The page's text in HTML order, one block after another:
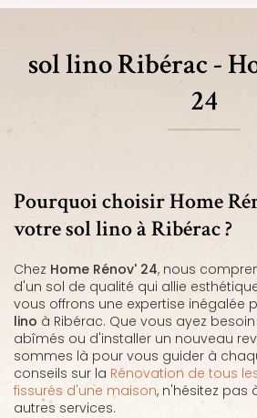
sol lino Ribérac -
24
Pourquoi choisir Home
votre sol lino à Ribérac ?
Chez Home Rénov' 24, nous
d'un sol de qualité qui allie
vous offrons une expertise inégalée
lino à Ribérac. Que vous ayez
abîmés ou d'installer un nouveau
sommes là pour vous guider à
conseils sur la Rénovation de tous
fissurés d'une maison, n'hésitez pas
autres services.